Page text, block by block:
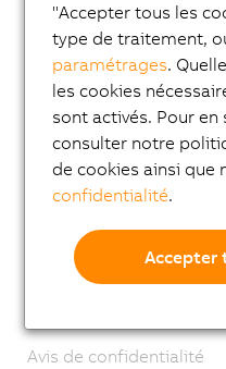
Blog
AutoMates
Service Email News
Adresses
Contact
Mentions légales
Avis de confidentialité
"Accepter tous les
type de traitement,
paramétrages.
les cookies
sont activés. Pour en
consulter notre
de cookies ainsi que
confidentialité.
Accepter